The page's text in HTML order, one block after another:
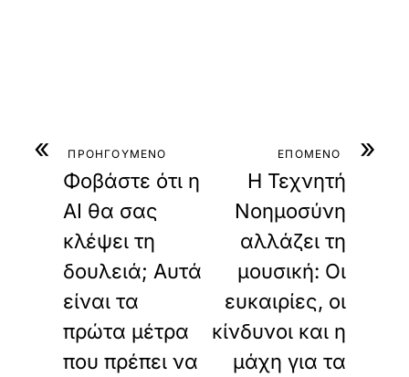
« ΠΡΟΗΓΟΥΜΕΝΟ
Φοβάστε ότι η
AI θα σας
κλέψει τη
δουλειά; Αυτά
είναι τα
πρώτα μέτρα
που πρέπει να
»
ΕΠΟΜΕΝΟ
Η Τεχνητή
Νοημοσύνη
αλλάζει τη
μουσική: Οι
ευκαιρίες, οι
κίνδυνοι και η
μάχη για τα